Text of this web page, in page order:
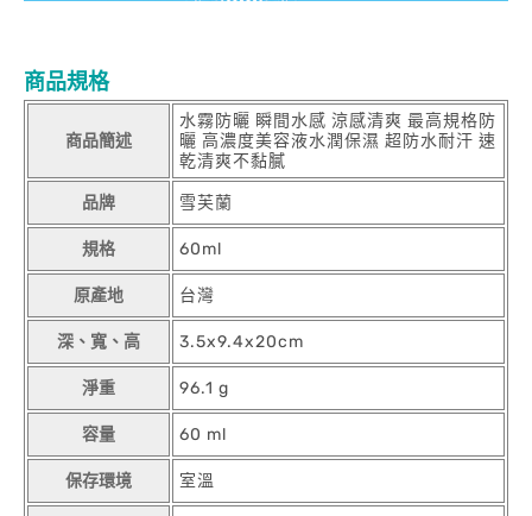
商品規格
商品簡述
水霧防曬 瞬間水感 涼感清爽 最高規格防
曬 高濃度美容液水潤保濕 超防水耐汗 速
乾清爽不黏膩
品牌 雪芙蘭
規格 60ml
原產地 台灣
深、寬、高 3.5x9.4x20cm
淨重 96.1 g
容量 60 ml
保存環境 室溫